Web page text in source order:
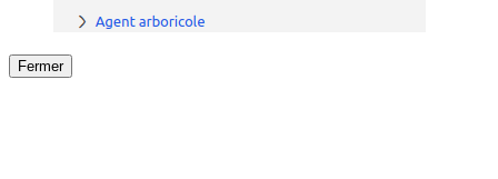
Fermer